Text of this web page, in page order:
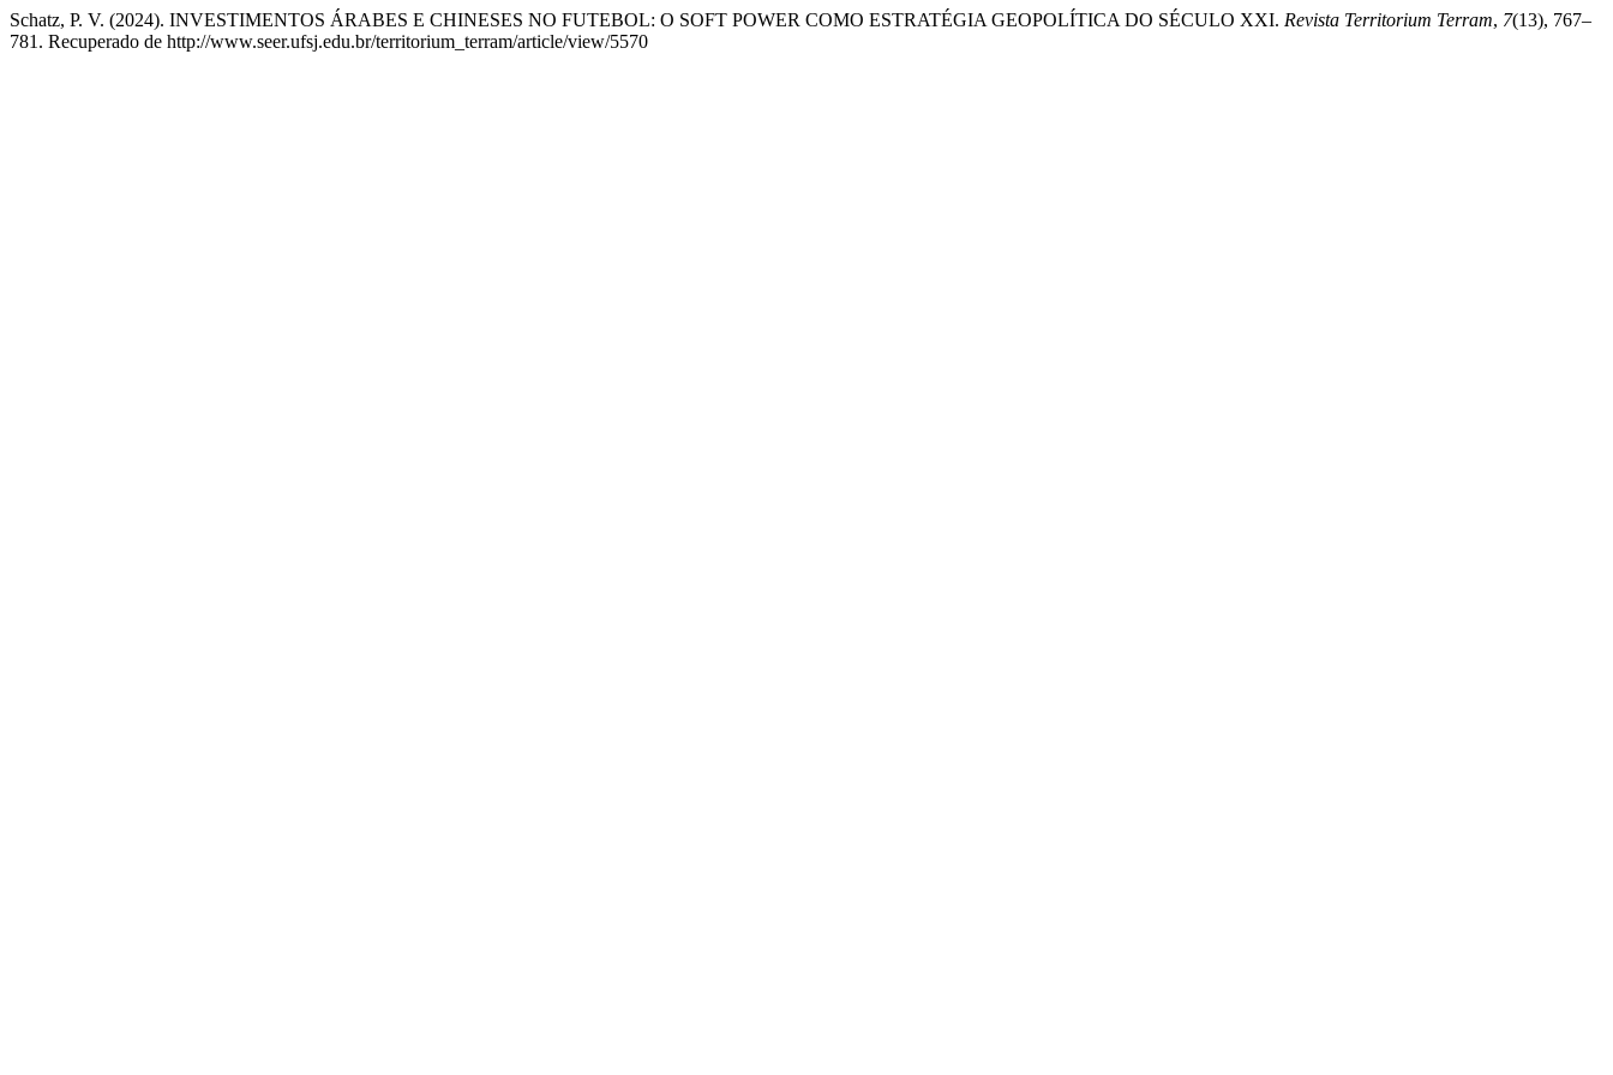
Schatz, P. V. (2024). INVESTIMENTOS ÁRABES E CHINESES NO FUTEBOL: O SOFT POWER COMO ESTRATÉGIA GEOPOLÍTICA DO SÉCULO XXI. Revista Territorium Terram, 7(13), 767–
781. Recuperado de http://www.seer.ufsj.edu.br/territorium_terram/article/view/5570